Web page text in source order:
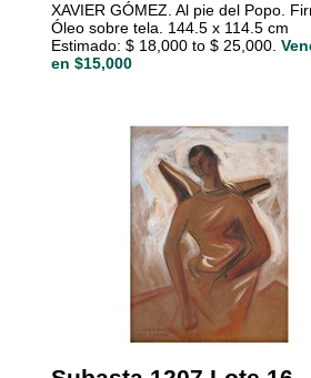
XAVIER GÓMEZ. Al pie del Popo.
Óleo sobre tela. 144.5 x 114.5 cm
Estimado: $ 18,000 to $ 25,000.
en $15,000